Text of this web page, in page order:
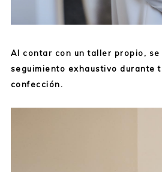
Al contar con un taller propio, se
seguimiento exhaustivo durante
confección.